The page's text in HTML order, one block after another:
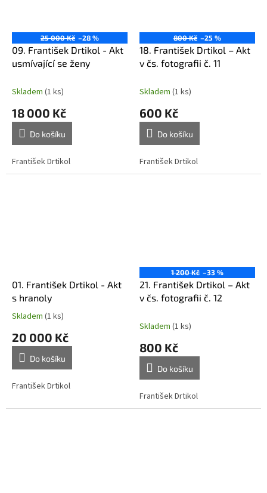
25 000 Kč –28 %
09. František Drtikol - Akt
usmívající se ženy
Skladem (1 ks)
18 000 Kč
Do košíku
František Drtikol
800 Kč –25 %
18. František Drtikol – Akt
v čs. fotografii č. 11
Skladem (1 ks)
600 Kč
Do košíku
František Drtikol
01. František Drtikol - Akt
s hranoly
Průměrné
produktu
5,0
5
Skladem (1 ks)
20 000 Kč
Do košíku
František Drtikol
1 200 Kč –33 %
21. František Drtikol – Akt
v čs. fotografii č. 12
Skladem (1 ks)
800 Kč
Do košíku
František Drtikol